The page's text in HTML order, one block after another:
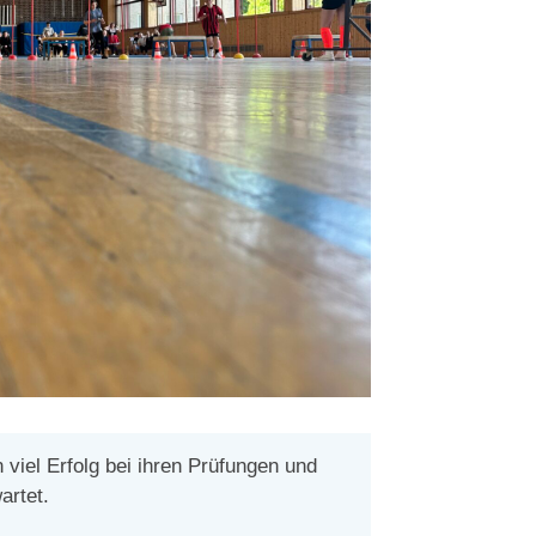
Erfolg bei ihren Prüfungen und